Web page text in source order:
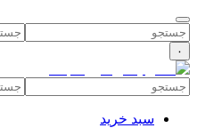
۰
سبد خرید